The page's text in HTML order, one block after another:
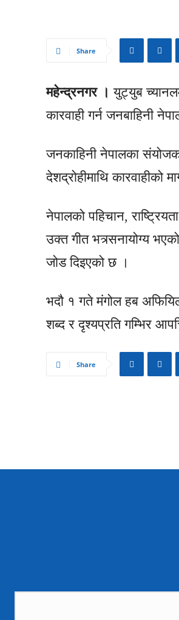
Share
महेन्द्रनगर । युट्युब
कारवाही गर्न जनबाहिनी
जनकाहिनी नेपालका संयोजक
देशद्रोहीमाथि कारवाहीको
नेपालको पहिचान,
उक्त गीत भत्र्सनायोग्य
जोड दिइएको छ ।
भदौ १ गते मंगोल हब
शब्द र दृश्यप्रति गम्भिर
Share